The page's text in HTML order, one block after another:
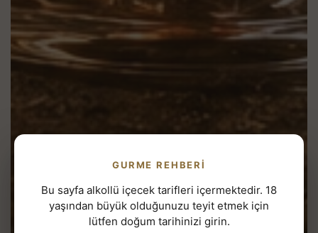
GURME REHBERI
Bu sayfa alkollü içecek tarifleri içermektedir. 18
yaşından büyük olduğunuzu teyit etmek için
lütfen doğum tarihinizi girin.